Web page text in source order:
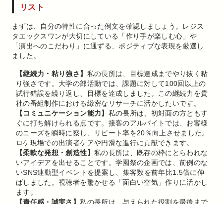
リスト
まずは、自分の特性に合った例文を確認しましょう。レジス
タエックスワンが大切にしている「作り手が楽しむ心」や
「演出へのこだわり」に通ずる、ポジティブな表現を厳選し
ました。
【継続力・粘り強さ】 私の長所は、目標達成までやり抜く粘
り強さです。大学の部活動では、課題に対して100回以上の
試行錯誤を繰り返し、目標を達成しました。この継続力を貴
社の番組制作における緻密なリサーチに活かしたいです。
【コミュニケーション能力】 私の長所は、初対面の方ともす
ぐに打ち解けられる点です。接客のアルバイトでは、お客様
のニーズを瞬時に察し、リピート率を20％向上させました。
ロケ現場での出演者ケアや円滑な進行に貢献できます。
【柔軟な発想・創造性】 私の長所は、既存の枠にとらわれな
いアイデアを出せることです。学園祭の企画では、前例のな
いSNS連動型イベントを提案し、集客数を前年比1.5倍に伸
ばしました。視聴者を驚かせる「面白い空気」作りに活かし
ます。
【責任感・誠実さ】私の長所は、与えられた役割を最後まで